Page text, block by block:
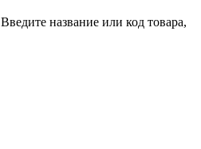
Введите название или код товара,